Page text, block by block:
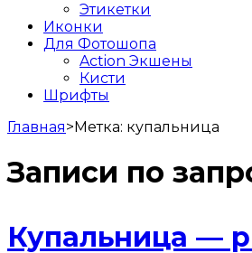
Этикетки
Иконки
Для Фотошопа
Action Экшены
Кисти
Шрифты
Главная>Метка: купальница
Записи по
Купальница —